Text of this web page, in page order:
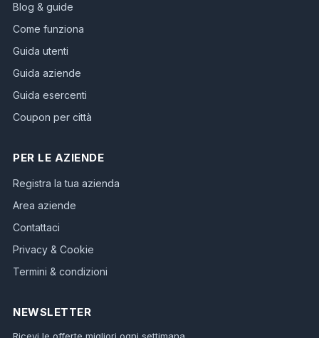
Blog & guide
Come funziona
Guida utenti
Guida aziende
Guida esercenti
Coupon per città
PER LE AZIENDE
Registra la tua azienda
Area aziende
Contattaci
Privacy & Cookie
Termini & condizioni
NEWSLETTER